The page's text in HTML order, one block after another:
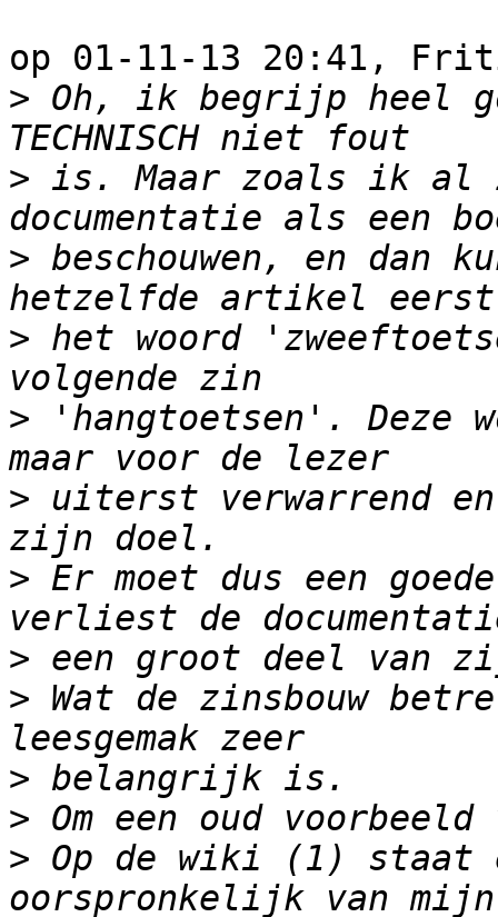
op 01-11-13 20:41,
> Oh, ik begrijp heel
> is. Maar zoals ik al
> beschouwen, en
> het woord
> 'hangtoetsen'. Deze
> uiterst verwarrend
> Er moet dus een
>
> Wat de zinsbouw
>
>
> Op de wiki (1) staat